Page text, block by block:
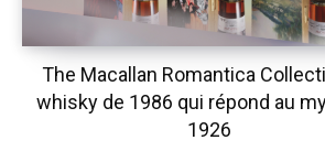
The Macallan Romantica
whisky de 1986 qui répond au
1926